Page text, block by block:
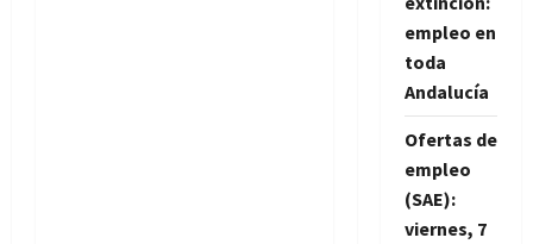
empleo en
toda
Andalucía
Ofertas de
empleo
(SAE):
viernes, 7